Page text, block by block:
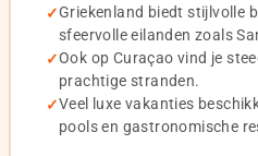
Griekenland biedt stijlvolle
sfeervolle eilanden zoals
Ook op Curaçao vind je
prachtige stranden.
Veel luxe vakanties
pools en gastronomische